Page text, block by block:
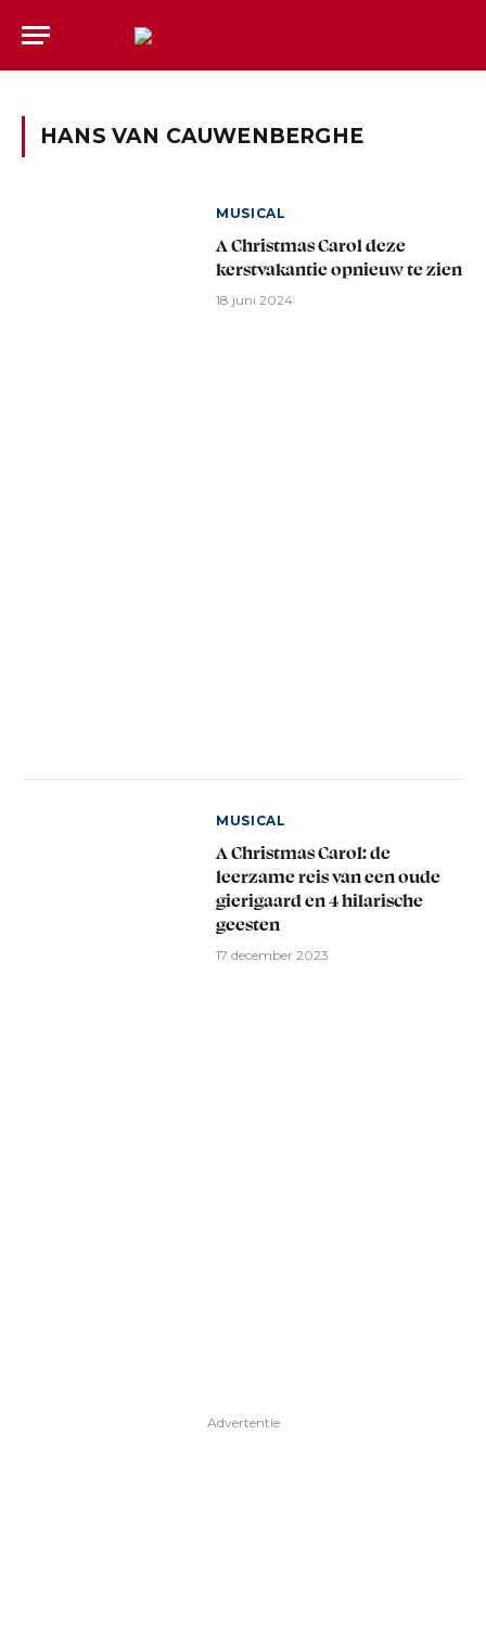
HANS VAN CAUWENBERGHE
MUSICAL
A Christmas Carol deze
kerstvakantie opnieuw te zien
18 juni 2024
MUSICAL
A Christmas Carol: de
leerzame reis van een oude
gierigaard en 4 hilarische
geesten
17 december 2023
Advertentie